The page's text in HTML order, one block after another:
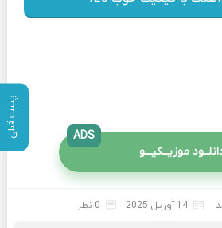
پست قبلی
موزیــکیـــو
ADS
14 آوریل 2025 0 نظر